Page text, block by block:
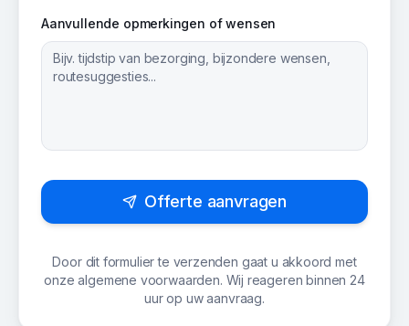
Aanvullende opmerkingen of wensen
Offerte aanvragen
Door dit formulier te verzenden gaat u akkoord met
onze algemene voorwaarden. Wij reageren binnen 24
uur op uw aanvraag.